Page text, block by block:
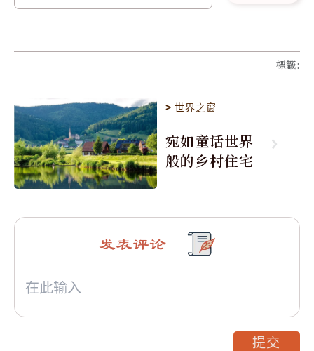
標籤:
>世界之窗
宛如童话世界
般的乡村住宅
发表评论
提交